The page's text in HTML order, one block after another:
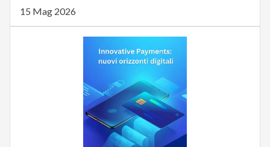
15 Mag 2026